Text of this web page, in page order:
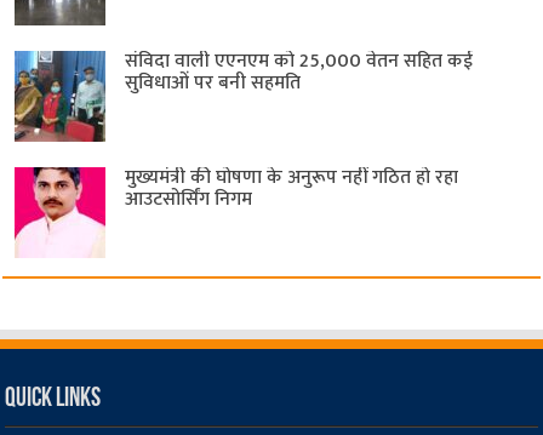
संविदा वाली एएनएम को 25,000 वेतन सहित कई
सुविधाओं पर बनी सहमति
मुख्यमंत्री की घोषणा के अनुरूप नहीं गठित हो रहा
आउटसोर्सिंग निगम
Quick Links